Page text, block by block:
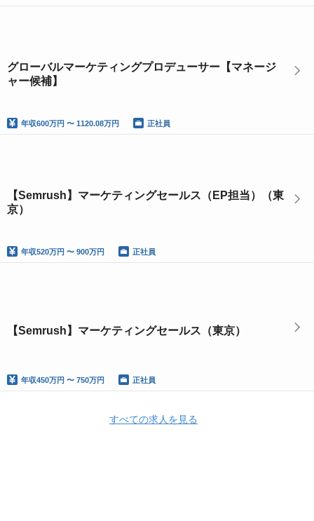
グローバルマーケティングプロデューサー【マネージ
ャー候補】
年収600万円 〜 1120.08万円 正社員
【Semrush】マーケティングセールス（EP担当）（東
京）
年収520万円 〜 900万円 正社員
【Semrush】マーケティングセールス（東京）
年収450万円 〜 750万円 正社員
すべての求人を見る